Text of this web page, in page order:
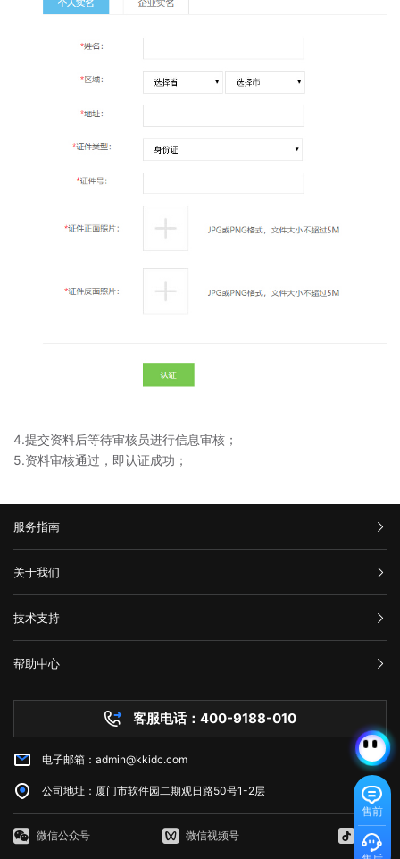
4.提交资料后等待审核员进行信息审核；
5.资料审核通过，即认证成功；
售前
服务指南
汇款信息
购买流程
服务条款
关于我们
公司介绍
举报中心
隐私声明
技术支持
网站备案
技术文档
帮助中心
服务器问题
市场资讯
客服电话：400-9188-010
电子邮箱：admin@kkidc.com
公司地址：厦门市软件园二期观日路50号1-2层
微信公众号 微信视频号 抖音